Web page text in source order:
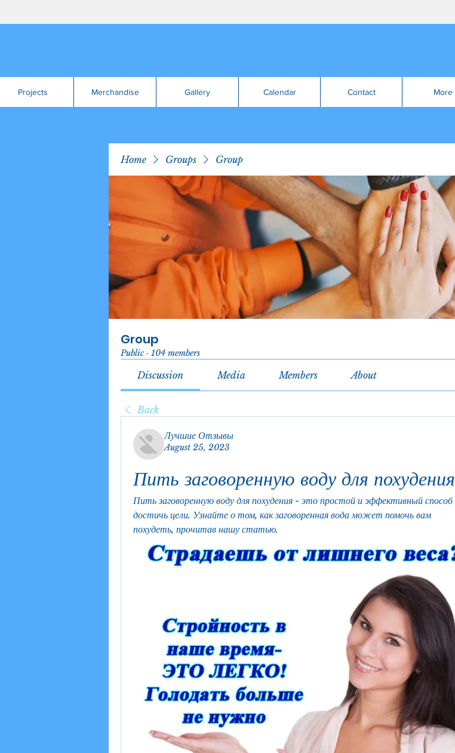
Projects Merchandise Gallery Calendar Contact More
Home Groups Group
Group
Public · 104 members
Discussion Media Members About
Back
Лучшие Отзывы
August 25, 2023
Пить заговоренную воду для похудения
Пить заговоренную воду для похудения - это простой и эффективный способ
достичь цели. Узнайте о том, как заговоренная вода может помочь вам
похудеть, прочитав нашу статью.